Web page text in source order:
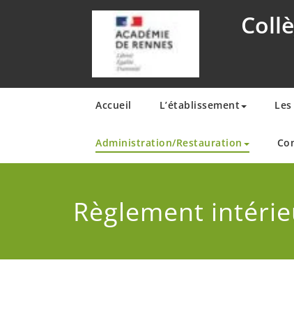
Accueil L’établissement
Administration/Restauration
Règlement